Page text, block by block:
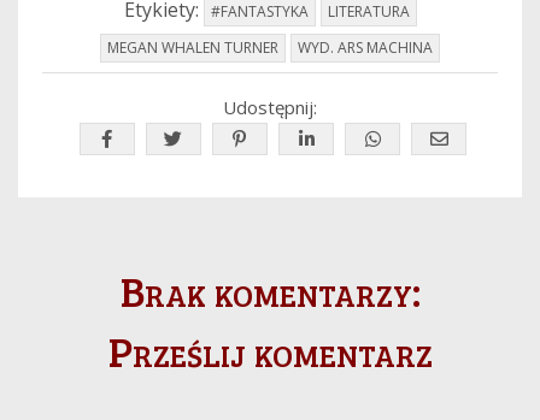
Etykiety: #FANTASTYKA
LITERATURA
MEGAN WHALEN TURNER
WYD. ARS MACHINA
Udostępnij:
Brak komentarzy:
Prześlij komentarz